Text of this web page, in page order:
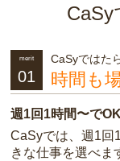
CaSy
merit
01
CaSyではた
時間も
週1回1時間〜で
CaSyでは、週1回
きな仕事を選べま